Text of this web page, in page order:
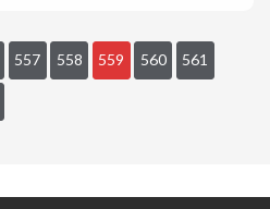
557 558 559 560 561